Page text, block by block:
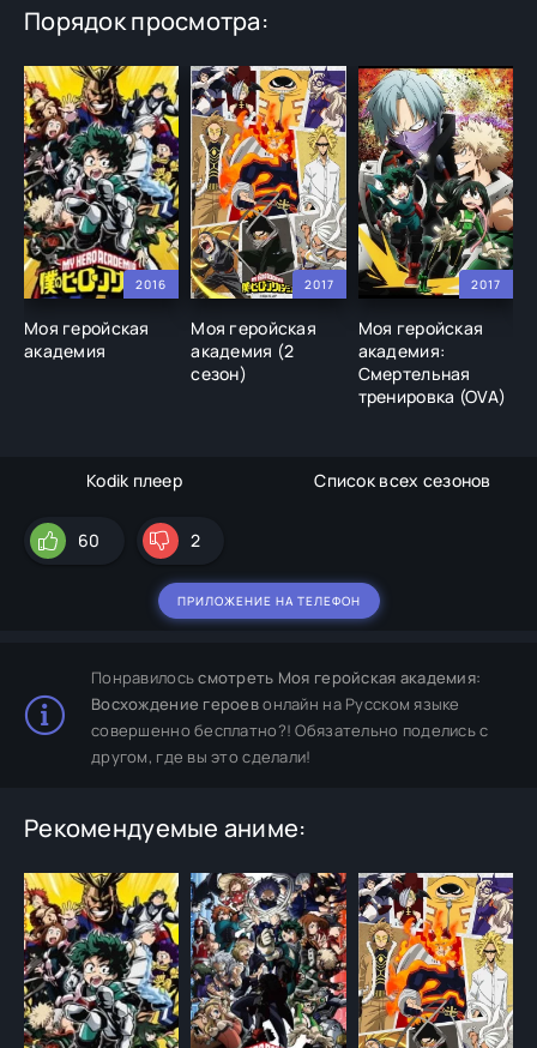
Порядок просмотра:
2016
Моя геройская
академия
2017
Моя геройская
академия (2
сезон)
2017
Моя геройская
академия:
Смертельная
тренировка (OVA)
Kodik плеер Список всех сезонов
60 2
ПРИЛОЖЕНИЕ НА ТЕЛЕФОН
Понравилосьсмотреть Моя геройская академия:
Восхождение героевонлайн на Русском языке
совершенно бесплатно?! Обязательно поделись с
другом, где вы это сделали!
Рекомендуемые аниме: